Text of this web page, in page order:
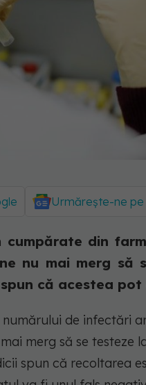
Urmărește-ne
din
nu mai merg să
că acestea pot
de infectări
merg să se testeze
spun că recoltarea